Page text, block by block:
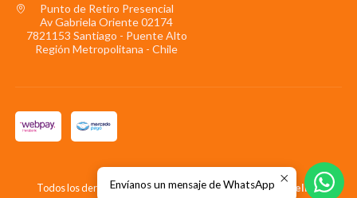
Punto de Retiro Presencial
Av Gabriela Oriente 02174
7821153 Santiago - Puente Alto
Región Metropolitana - Chile
Todos los derechos reservados.Desarrollado por Jumpseller.
Envíanos un mensaje de WhatsApp